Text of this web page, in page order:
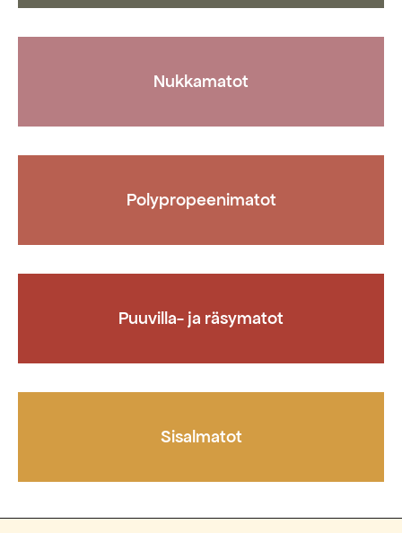
Nukkamatot
Polypropeenimatot
Puuvilla- ja räsymatot
Sisalmatot